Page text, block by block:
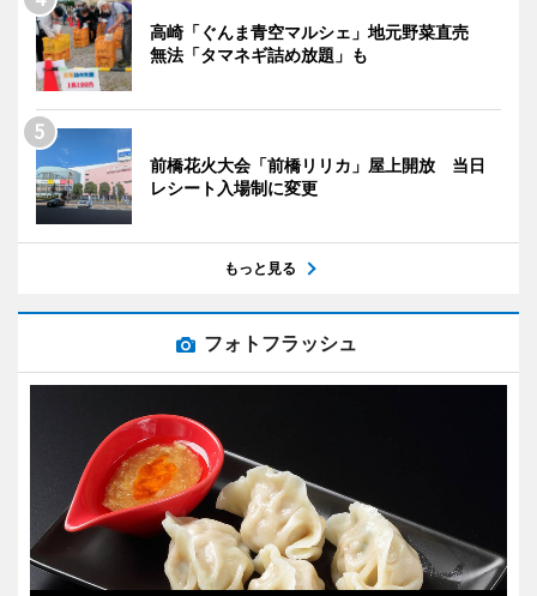
高崎「ぐんま青空マルシェ」地元野菜直売
無法「タマネギ詰め放題」も
前橋花火大会「前橋リリカ」屋上開放 当日
レシート入場制に変更
もっと見る
フォトフラッシュ